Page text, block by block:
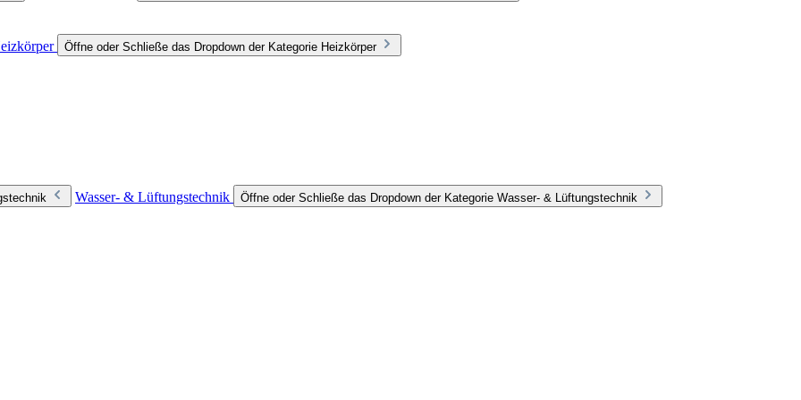
Öffne oder Schließe das Dropdown der Kategorie Heizkörper
Wasser- & Lüftungstechnik Öffne oder Schließe das Dropdown der Kategorie Wasser- & Lüftungstechnik